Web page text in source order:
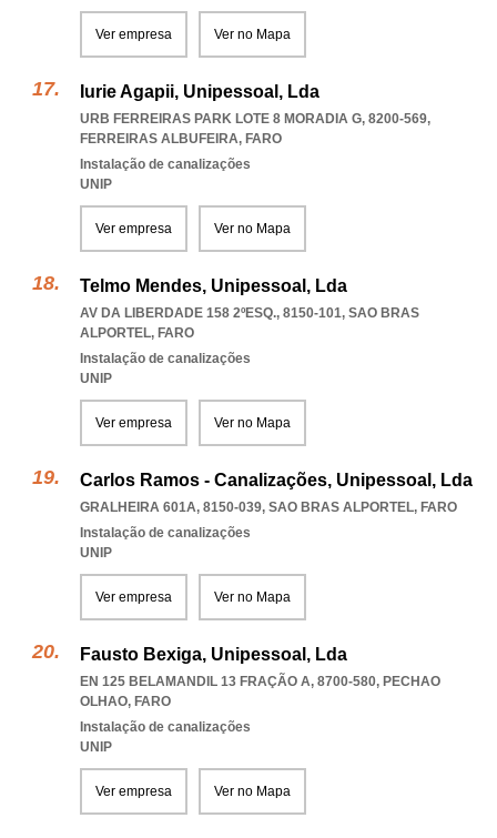
Ver empresa Ver no Mapa
Iurie Agapii, Unipessoal, Lda
URB FERREIRAS PARK LOTE 8 MORADIA G, 8200-569,
FERREIRAS ALBUFEIRA, FARO
Instalação de canalizações
UNIP
Ver empresa Ver no Mapa
Telmo Mendes, Unipessoal, Lda
AV DA LIBERDADE 158 2ºESQ., 8150-101, SAO BRAS
ALPORTEL, FARO
Instalação de canalizações
UNIP
Ver empresa Ver no Mapa
Carlos Ramos - Canalizações, Unipessoal, Lda
GRALHEIRA 601A, 8150-039, SAO BRAS ALPORTEL, FARO
Instalação de canalizações
UNIP
Ver empresa Ver no Mapa
Fausto Bexiga, Unipessoal, Lda
EN 125 BELAMANDIL 13 FRAÇÃO A, 8700-580, PECHAO
OLHAO, FARO
Instalação de canalizações
UNIP
Ver empresa Ver no Mapa